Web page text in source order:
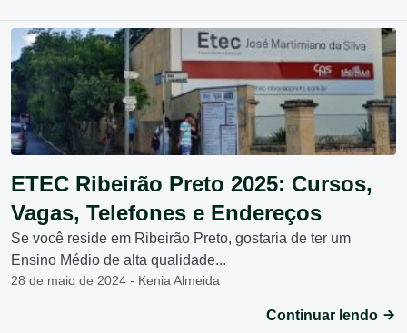
ETEC Ribeirão Preto 2025: Cursos,
Vagas, Telefones e Endereços
Se você reside em Ribeirão Preto, gostaria de ter um
Ensino Médio de alta qualidade...
28 de maio de 2024 - Kenia Almeida
Continuar lendo